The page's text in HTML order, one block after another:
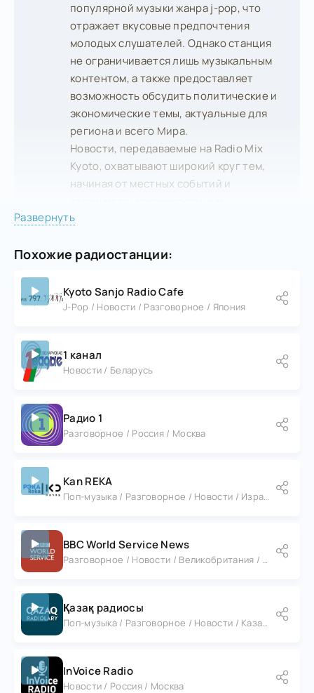
популярной музыки жанра j-pop, что
отражает вкусовые предпочтения
молодых слушателей. Однако станция
не ограничивается лишь музыкальным
контентом, а также предоставляет
возможность обсудить политические и
экономические темы, актуальные для
региона и всего Мира.
Новости, передаваемые на Radio Mix
Kyoto, охватывают широкий круг тем,
начиная от местных событий и
проблемами. Ведущие ведут диалоги с
общественности, обсуждая самые
экономической жизни страны и планеты
в целом. Такой подход делает
быть в курсе последних событий.
Развернуть
Похожие радиостанции:
Kyoto Sanjo Radio Cafe
J-Pop / Новости / Разговорное / Япония
1 канал
Новости / Беларусь
Радио 1
Разговорное / Россия / Москва
Kan REKA
BBC World Service News
Қазақ радиосы
InVoice Radio
Новости / Россия / Москва